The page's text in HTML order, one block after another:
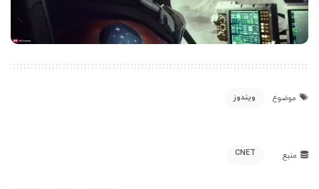
موضوع ویندوز
منبع CNET